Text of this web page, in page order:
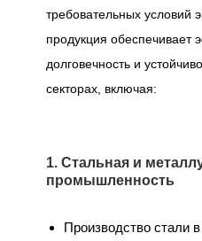
требовательных условий
продукция обеспечивает
долговечность и
секторах, включая:
1. Стальная и
промышленность
Производство стали